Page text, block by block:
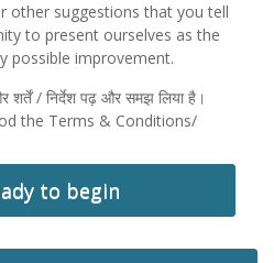
other suggestions that you tell
to present ourselves as the
possible improvement.
शर्तें / निर्देश पढ़ और समझ लिया है।
the Terms & Conditions/
to begin